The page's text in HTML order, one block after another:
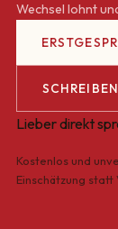
Wechsel lohnt
Lieber direkt
Kostenlos und
Einschätzung